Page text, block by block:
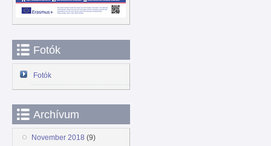
Fotók
Fotók
Archívum
November 2018 (9)